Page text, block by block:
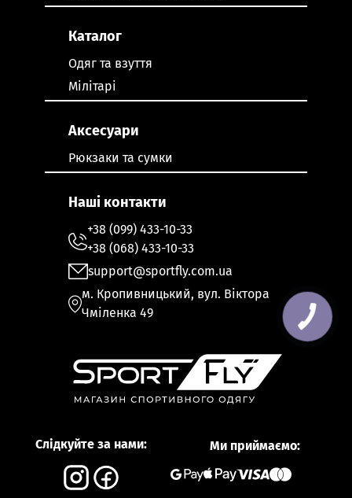
Слідкуйте за нами: Ми приймаємо:
Каталог
Одяг та взуття
Мілітарі
Аксесуари
Рюкзаки та сумки
Наші контакти
+38 (099) 433-10-33
+38 (068) 433-10-33
support@sportfly.com.ua
м. Кропивницький, вул. Віктора
Чміленка 49
КНОПКА
ЗВ'ЯЗКУ